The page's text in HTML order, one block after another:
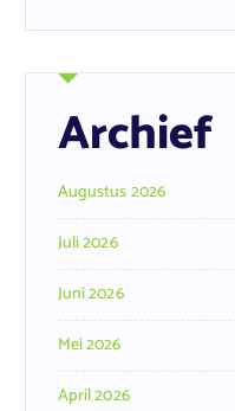
Archief
Augustus 2026
Juli 2026
Juni 2026
Mei 2026
April 2026